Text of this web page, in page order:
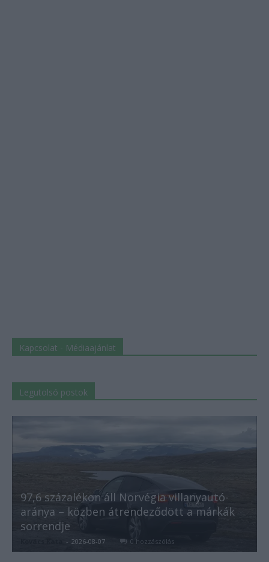
Kapcsolat - Médiaajánlat
Legutolsó postok
97,6 százalékon áll Norvégia villanyautó-
aránya – közben átrendeződött a márkák
sorrendje
- 2026-08-07 0 hozzászólás